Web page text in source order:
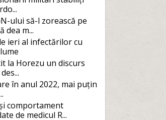
ului să-l zorească pe
dea m...
ieri al infectărilor cu
la Horezu un discurs
în anul 2022, mai puțin
comportament
de medicul R...